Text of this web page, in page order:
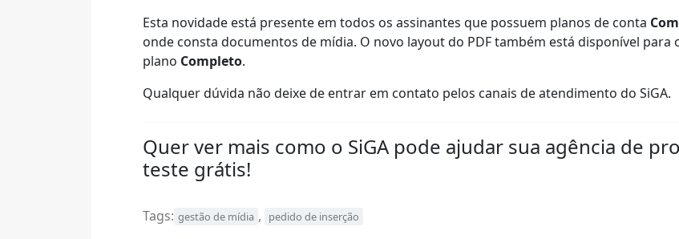
Esta novidade está presente em todos os assinantes que possuem planos de conta
onde consta documentos de mídia. O novo layout do PDF também está disponível
plano Completo.
Qualquer dúvida não deixe de entrar em contato pelos canais de atendimento do SiGA.
Quer ver mais como o SiGA pode ajudar sua agência de
teste grátis!
Tags: gestão de mídia , pedido de inserção